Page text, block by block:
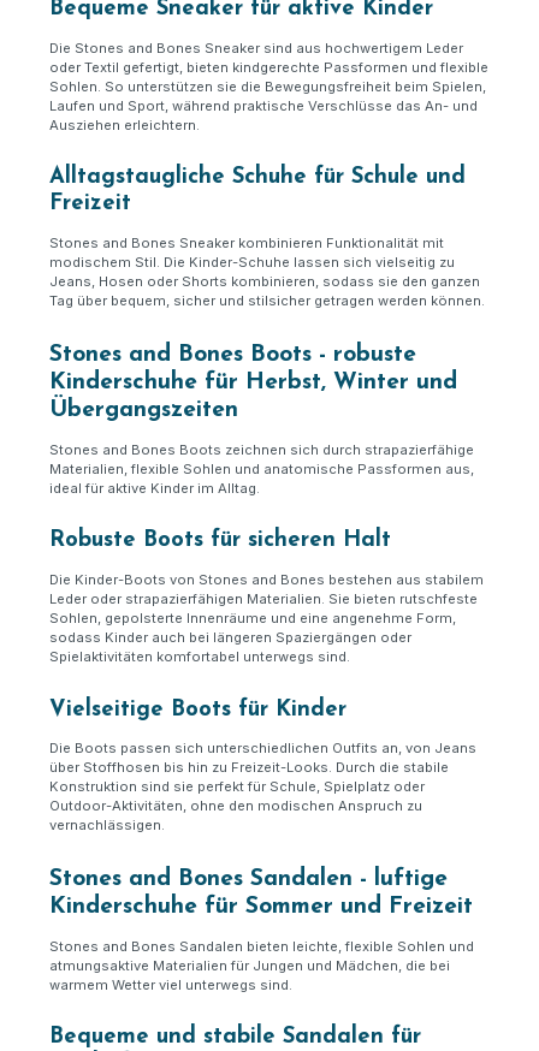
Bequeme Sneaker für aktive Kinder
Die Stones and Bones Sneaker sind aus hochwertigem Leder
oder Textil gefertigt, bieten kindgerechte Passformen und flexible
Sohlen. So unterstützen sie die Bewegungsfreiheit beim Spielen,
Laufen und Sport, während praktische Verschlüsse das An- und
Ausziehen erleichtern.
Alltagstaugliche Schuhe für Schule und
Freizeit
Stones and Bones Sneaker kombinieren Funktionalität mit
modischem Stil. Die Kinder-Schuhe lassen sich vielseitig zu
Jeans, Hosen oder Shorts kombinieren, sodass sie den ganzen
Tag über bequem, sicher und stilsicher getragen werden können.
Stones and Bones Boots - robuste
Kinderschuhe für Herbst, Winter und
Übergangszeiten
Stones and Bones Boots zeichnen sich durch strapazierfähige
Materialien, flexible Sohlen und anatomische Passformen aus,
ideal für aktive Kinder im Alltag.
Robuste Boots für sicheren Halt
Die Kinder-Boots von Stones and Bones bestehen aus stabilem
Leder oder strapazierfähigen Materialien. Sie bieten rutschfeste
Sohlen, gepolsterte Innenräume und eine angenehme Form,
sodass Kinder auch bei längeren Spaziergängen oder
Spielaktivitäten komfortabel unterwegs sind.
Vielseitige Boots für Kinder
Die Boots passen sich unterschiedlichen Outfits an, von Jeans
über Stoffhosen bis hin zu Freizeit-Looks. Durch die stabile
Konstruktion sind sie perfekt für Schule, Spielplatz oder
Outdoor-Aktivitäten, ohne den modischen Anspruch zu
vernachlässigen.
Stones and Bones Sandalen - luftige
Kinderschuhe für Sommer und Freizeit
Stones and Bones Sandalen bieten leichte, flexible Sohlen und
atmungsaktive Materialien für Jungen und Mädchen, die bei
warmem Wetter viel unterwegs sind.
Bequeme und stabile Sandalen für